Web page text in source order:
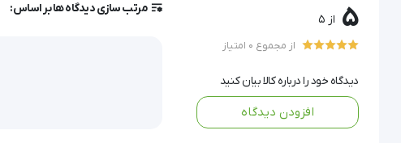
تعداد در بسته : 50 عدد نوار تست قند اکیوچک اکتیو | Accu Chek Active
5 از 5
از مجموع 0 امتیاز
دیدگاه خود را درباره کالا بیان کنید
افزودن دیدگاه
مرتب سازی دیدگاه ها بر اساس: